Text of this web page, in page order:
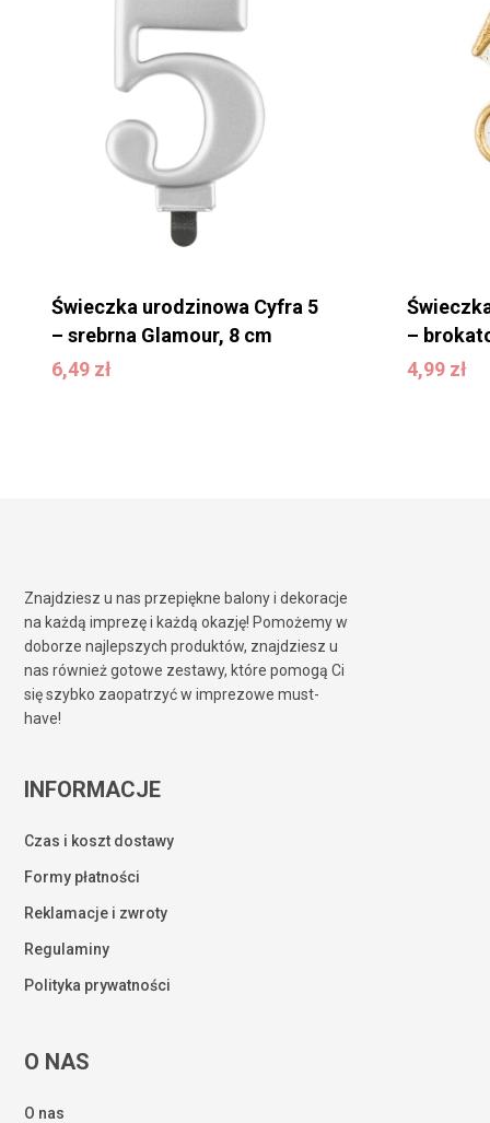
Świeczka urodzinowa Cyfra 5
– srebrna Glamour, 8 cm
6,49 zł
6,49
–
4,99 zł
4,99
Znajdziesz u nas przepiękne balony i dekoracje
na każdą imprezę i każdą okazję! Pomożemy w
doborze najlepszych produktów, znajdziesz u
nas również gotowe zestawy, które pomogą Ci
się szybko zaopatrzyć w imprezowe must-
have!
INFORMACJE
Czas i koszt dostawy
Formy płatności
Reklamacje i zwroty
Regulaminy
Polityka prywatności
O NAS
O nas